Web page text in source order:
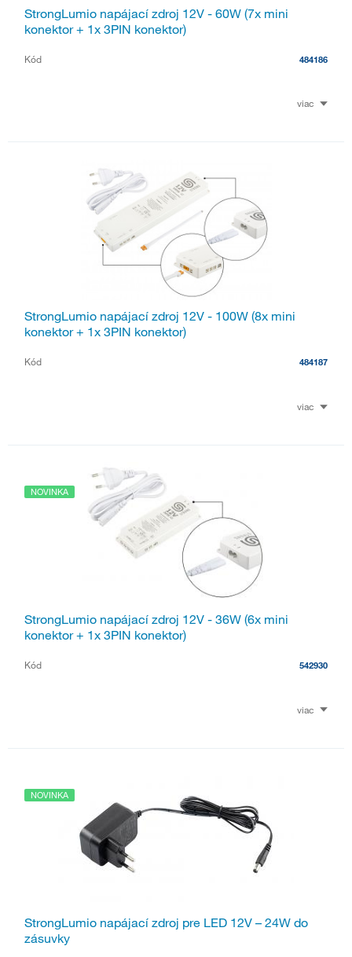
StrongLumio napájací zdroj 12V - 60W (7x mini
konektor + 1x 3PIN konektor)
Kód 484186
viac
StrongLumio napájací zdroj 12V - 100W (8x mini
konektor + 1x 3PIN konektor)
Kód 484187
viac
NOVINKA
StrongLumio napájací zdroj 12V - 36W (6x mini
konektor + 1x 3PIN konektor)
Kód 542930
viac
NOVINKA
StrongLumio napájací zdroj pre LED 12V – 24W do
zásuvky